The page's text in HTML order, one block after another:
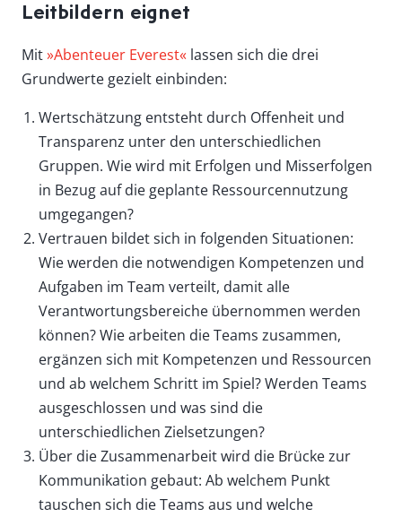
Leitbildern eignet
Mit»Abenteuer Everest« lassen sich die drei
Grundwerte gezielt einbinden:
Wertschätzung entsteht durch Offenheit und
Transparenz unter den unterschiedlichen
Gruppen. Wie wird mit Erfolgen und Misserfolgen
in Bezug auf die geplante Ressourcennutzung
umgegangen?
Vertrauen bildet sich in folgenden Situationen:
Wie werden die notwendigen Kompetenzen und
Aufgaben im Team verteilt, damit alle
Verantwortungsbereiche übernommen werden
können? Wie arbeiten die Teams zusammen,
ergänzen sich mit Kompetenzen und Ressourcen
und ab welchem Schritt im Spiel? Werden Teams
ausgeschlossen und was sind die
unterschiedlichen Zielsetzungen?
Über die Zusammenarbeit wird die Brücke zur
Kommunikation gebaut: Ab welchem Punkt
tauschen sich die Teams aus und welche